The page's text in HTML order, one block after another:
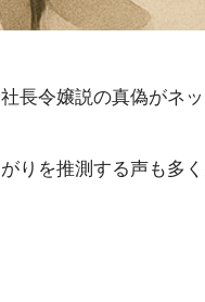
長令嬢説の真偽がネ
りを推測する声も多く